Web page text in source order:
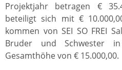
Projektjahr betragen €
beteiligt sich mit €
kommen von SEI SO FREI
Bruder und Schwester
Gesamthöhe von € 15.000,00.